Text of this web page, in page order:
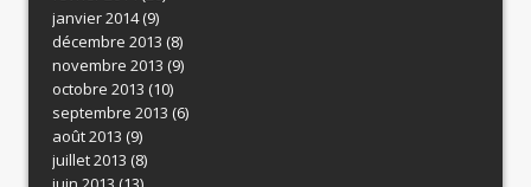
janvier 2014(9)
décembre 2013 (8)
novembre 2013 (9)
octobre 2013 (10)
septembre 2013 (6)
août 2013 (9)
juillet 2013 (8)